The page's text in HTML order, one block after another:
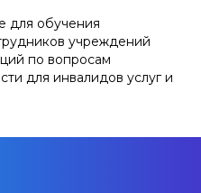
для обучения
учреждений
по вопросам
для инвалидов услуг и